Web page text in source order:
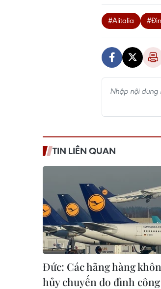
#Alitalia
TIN LIÊN QUAN
Đức: Các hãng hàng
hủy chuyến do đình